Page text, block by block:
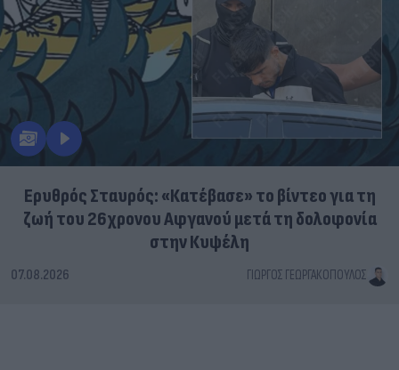
Ερυθρός Σταυρός: «Κατέβασε» το βίντεο για τη
ζωή του 26χρονου Αφγανού μετά τη δολοφονία
στην Κυψέλη
07.08.2026 ΓΙΏΡΓΟΣ ΓΕΩΡΓΑΚΌΠΟΥΛΟΣ